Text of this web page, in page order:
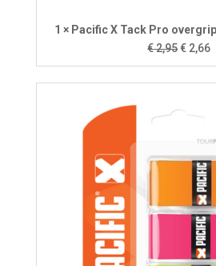
1 × Pacific X Tack Pro
€2,95
prijs
was:
€ 2,66